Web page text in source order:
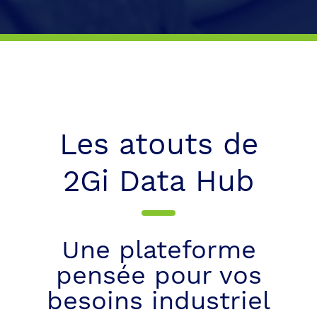
Les atouts de
2Gi Data Hub
Une plateforme
pensée pour vos
besoins industriel